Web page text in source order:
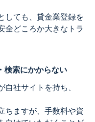
しても、貸金業登録を
全どころか大きなトラ
検索にかからない
社サイトを持ち、
ちますが、手数料や資